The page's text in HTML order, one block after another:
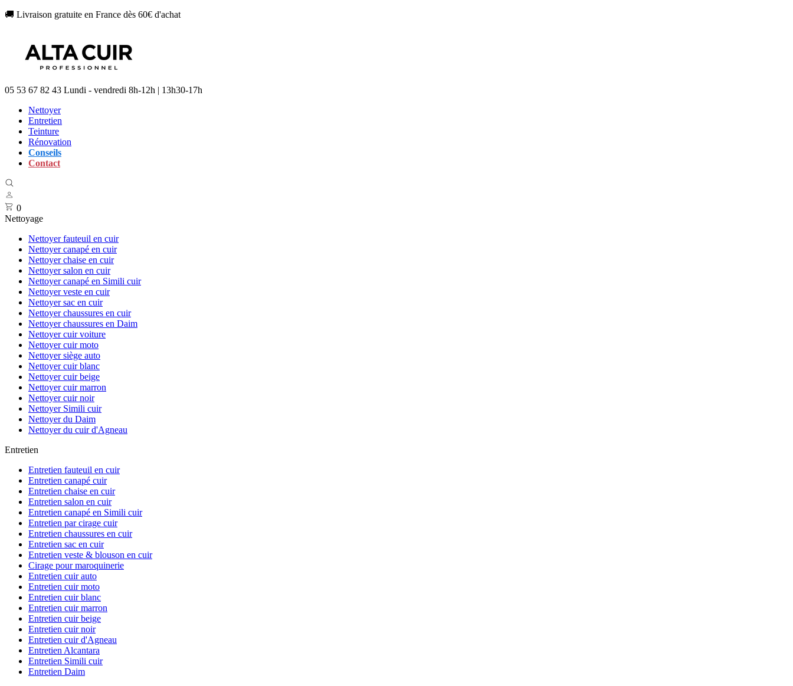
🚚 Livraison gratuite en France dès 60€ d'achat
05 53 67 82 43 Lundi - vendredi 8h-12h | 13h30-17h
Nettoyer
Entretien
Teinture
Rénovation
Conseils
Contact
0
Nettoyage
Nettoyer fauteuil en cuir
Nettoyer canapé en cuir
Nettoyer chaise en cuir
Nettoyer salon en cuir
Nettoyer canapé en Simili cuir
Nettoyer veste en cuir
Nettoyer sac en cuir
Nettoyer chaussures en cuir
Nettoyer chaussures en Daim
Nettoyer cuir voiture
Nettoyer cuir moto
Nettoyer siège auto
Nettoyer cuir blanc
Nettoyer cuir beige
Nettoyer cuir marron
Nettoyer cuir noir
Nettoyer Simili cuir
Nettoyer du Daim
Nettoyer du cuir d'Agneau
Entretien
Entretien fauteuil en cuir
Entretien canapé cuir
Entretien chaise en cuir
Entretien salon en cuir
Entretien canapé en Simili cuir
Entretien par cirage cuir
Entretien chaussures en cuir
Entretien sac en cuir
Entretien veste & blouson en cuir
Cirage pour maroquinerie
Entretien cuir auto
Entretien cuir moto
Entretien cuir blanc
Entretien cuir marron
Entretien cuir beige
Entretien cuir noir
Entretien cuir d'Agneau
Entretien Alcantara
Entretien Simili cuir
Entretien Daim